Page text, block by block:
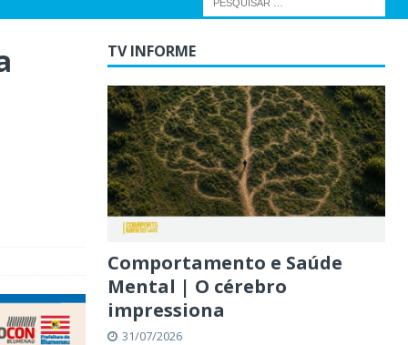
TV INFORME
Comportamento e Saúde
Mental | O cérebro
impressiona
31/07/2026